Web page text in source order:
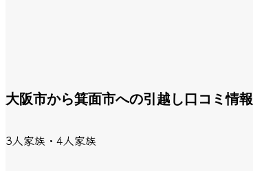
大阪市から箕面市への引越し口コミ情報
3人家族・4人家族